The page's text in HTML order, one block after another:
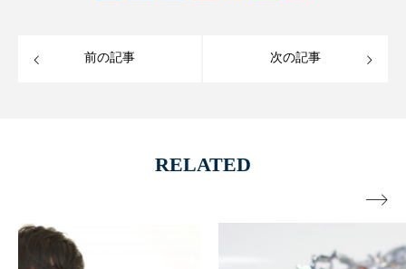
前の記事 次の記事
RELATED
